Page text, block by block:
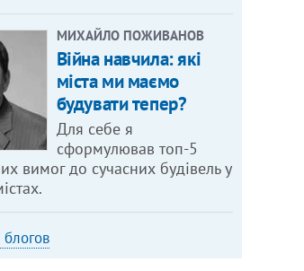
МИХАЙЛО ПОЖИВАНОВ
Війна навчила: які
міста ми маємо
будувати тепер?
Для себе я
сформулював топ-5
вимог до сучасних будівель у